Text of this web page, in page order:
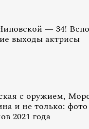
— 34!
выходы актрисы
с оружием,
и не только:
2021 года